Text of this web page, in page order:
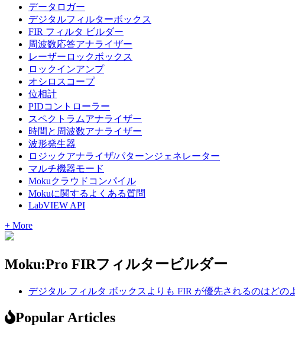
データロガー
デジタルフィルターボックス
FIR フィルタ ビルダー
周波数応答アナライザー
レーザーロックボックス
ロックインアンプ
オシロスコープ
位相計
PIDコントローラー
スペクトラムアナライザー
時間と周波数アナライザー
波形発生器
ロジックアナライザ/パターンジェネレーター
マルチ機器モード
Mokuクラウドコンパイル
Mokuに関するよくある質問
LabVIEW API
+ More
Moku:Pro FIRフィルタービルダー
デジタル フィルタ ボックスよりも FIR が優先されるのはどの
Popular Articles